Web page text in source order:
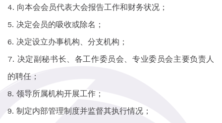
向本会会员代表大会报告工作和财务状况；
决定会员的吸收或除名；
决定设立办事机构、分支机构；
决定副秘书长、各工作委员会、专业委员会主要负责人
的聘任；
领导所属机构开展工作；
制定内部管理制度并监督其执行情况；